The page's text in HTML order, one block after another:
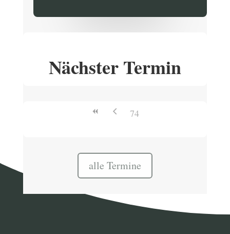
Nächster Termin
74
alle Termine